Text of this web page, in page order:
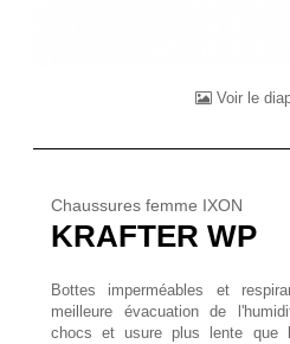
Voir le
Chaussures femme IXON
KRAFTER WP
Bottes imperméables et
meilleure évacuation de
chocs et usure plus lente que